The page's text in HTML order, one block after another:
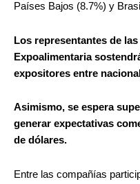
Países Bajos (8.7%) y
Los representantes de
Expoalimentaria
expositores entre
Asimismo, se espera
generar expectativas
de dólares.
Entre las compañías